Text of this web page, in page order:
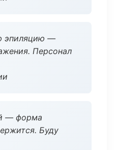
эпиляцию —
Персонал
— форма
Буду